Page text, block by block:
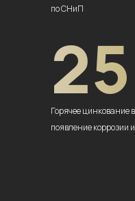
по СНиП
25
Горячее цинкование
появление коррозии